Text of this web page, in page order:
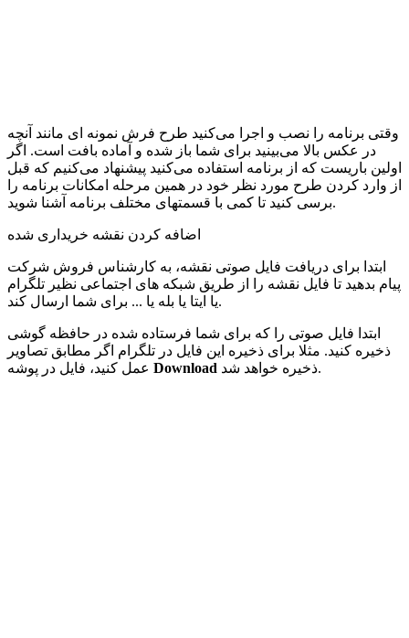
وقتی برنامه را نصب و اجرا می‌کنید طرح فرش نمونه ای مانند آنچه
در عکس بالا می‌بینید برای شما باز شده و آماده بافت است. اگر
اولین باریست که از برنامه استفاده می‌کنید پیشنهاد می‌کنیم که قبل
از وارد کردن طرح مورد نظر خود در همین مرحله امکانات برنامه را
برسی کنید تا کمی با قسمتهای مختلف برنامه آشنا شوید.
اضافه کردن نقشه خریداری شده
ابتدا برای دریافت فایل صوتی نقشه، به کارشناس فروش شرکت
پیام بدهید تا فایل نقشه را از طریق شبکه های اجتماعی نظیر تلگرام
یا ایتا یا بله یا ... برای شما ارسال کند.
ابتدا فایل صوتی را که برای شما فرستاده شده در حافظه گوشی
ذخیره کنید. مثلا برای ذخیره این فایل در تلگرام اگر مطابق تصاویر
Download ذخیره خواهد شد.